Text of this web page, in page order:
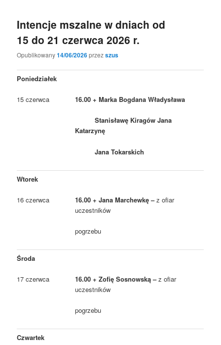
Intencje mszalne w dniach od
15 do 21 czerwca 2026 r.
Opublikowany14/06/2026przezszus
Poniedziałek
15 czerwca 16.00 + Marka Bogdana Władysława
Stanisławę Kiragów Jana
Katarzynę
Jana Tokarskich
Wtorek
16 czerwca 16.00 + Jana Marchewkę –z ofiar
uczestników
pogrzebu
Środa
17 czerwca 16.00 + Zofię Sosnowską –z ofiar
uczestników
pogrzebu
Czwartek